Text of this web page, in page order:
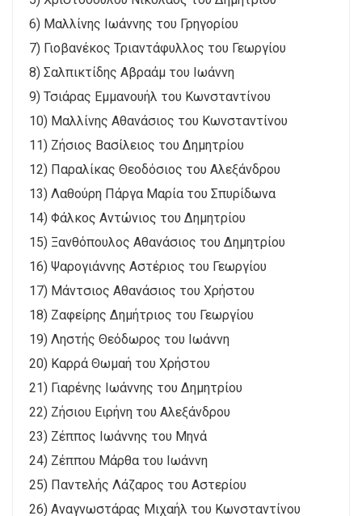
6) Μαλλίνης Ιωάννης του Γρηγορίου
7) Γιοβανέκος Τριαντάφυλλος του Γεωργίου
8) Σαλπικτίδης Αβραάμ του Ιωάννη
9) Τσιάρας Εμμανουήλ του Κωνσταντίνου
10) Μαλλίνης Αθανάσιος του Κωνσταντίνου
11) Ζήσιος Βασίλειος του Δημητρίου
12) Παραλίκας Θεοδόσιος του Αλεξάνδρου
13) Λαθούρη Πάργα Μαρία του Σπυρίδωνα
14) Φάλκος Αντώνιος του Δημητρίου
15) Ξανθόπουλος Αθανάσιος του Δημητρίου
16) Ψαρογιάννης Αστέριος του Γεωργίου
17) Μάντσιος Αθανάσιος του Χρήστου
18) Ζαφείρης Δημήτριος του Γεωργίου
19) Ληστής Θεόδωρος του Ιωάννη
20) Καρρά Θωμαή του Χρήστου
21) Γιαρένης Ιωάννης του Δημητρίου
22) Ζήσιου Ειρήνη του Αλεξάνδρου
23) Ζέππος Ιωάννης του Μηνά
24) Ζέππου Μάρθα του Ιωάννη
25) Παντελής Λάζαρος του Αστερίου
26) Αναγνωστάρας Μιχαήλ του Κωνσταντίνου